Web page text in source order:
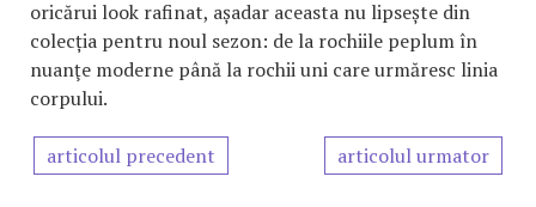
oricărui look rafinat, așadar aceasta nu lipsește din
colecția pentru noul sezon: de la rochiile peplum în
nuanţe moderne până la rochii uni care urmăresc linia
corpului.
articolul precedent articolul urmator